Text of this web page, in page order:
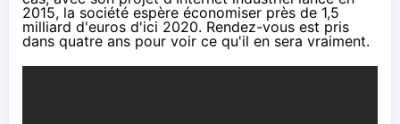
2015, la société espère économiser près de 1,5
milliard d'euros d'ici 2020. Rendez-vous est pris
dans quatre ans pour voir ce qu'il en sera vraiment.